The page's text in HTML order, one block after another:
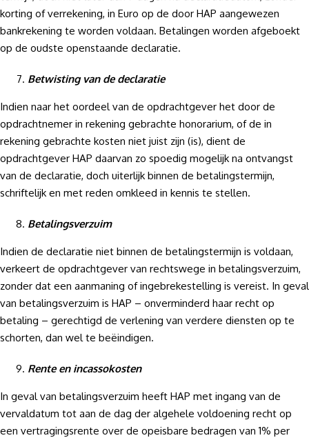
korting of verrekening, in Euro op de door HAP aangewezen
bankrekening te worden voldaan. Betalingen worden afgeboekt
op de oudste openstaande declaratie.
Betwisting van de declaratie
Indien naar het oordeel van de opdrachtgever het door de
opdrachtnemer in rekening gebrachte honorarium, of de in
rekening gebrachte kosten niet juist zijn (is), dient de
opdrachtgever HAP daarvan zo spoedig mogelijk na ontvangst
van de declaratie, doch uiterlijk binnen de betalingstermijn,
schriftelijk en met reden omkleed in kennis te stellen.
Betalingsverzuim
Indien de declaratie niet binnen de betalingstermijn is voldaan,
verkeert de opdrachtgever van rechtswege in betalingsverzuim,
zonder dat een aanmaning of ingebrekestelling is vereist. In geval
van betalingsverzuim is HAP – onverminderd haar recht op
betaling – gerechtigd de verlening van verdere diensten op te
schorten, dan wel te beëindigen.
Rente en incassokosten
In geval van betalingsverzuim heeft HAP met ingang van de
vervaldatum tot aan de dag der algehele voldoening recht op
een vertragingsrente over de opeisbare bedragen van 1% per